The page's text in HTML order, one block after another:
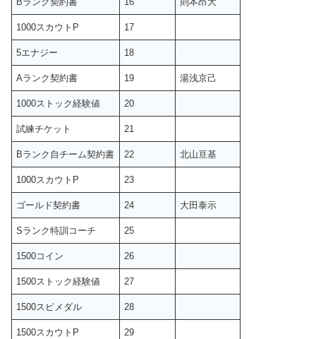
1000スカウトP 17
5エナジー 18
Aランク契約書 19 湯浅京己
1000ストック経験値 20
試練チケット 21
Bランク自チーム契約書 22 北山亘基
1000スカウトP 23
ゴールド契約書 24 大田泰示
Sランク特訓コーチ 25
1500コイン 26
1500ストック経験値 27
1500スピメダル 28
1500スカウトP 29